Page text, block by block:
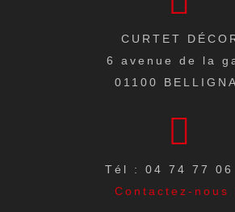
CURTET
6 avenue de la
01100
Tél : 04 74 77 06
Contactez-nous